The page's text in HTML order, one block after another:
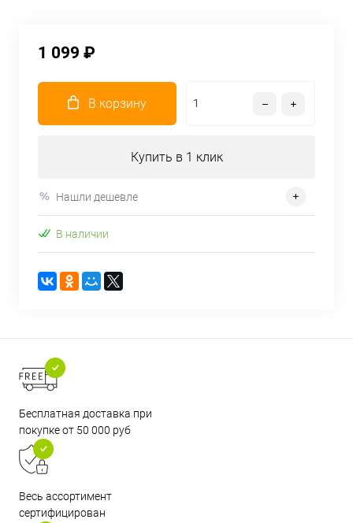
1 099 ₽
В корзину
Купить в 1 клик
Нашли дешевле
В наличии
Бесплатная доставка при
покупке от 50 000 руб
Весь ассортимент
сертифицирован